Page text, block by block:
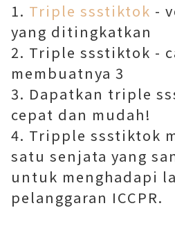
1. Triple ssstiktok -
yang ditingkatkan
2. Triple ssstiktok -
membuatnya 3
3. Dapatkan triple
cepat dan mudah!
4. Tripple ssstiktok
satu senjata yang
untuk menghadapi
pelanggaran ICCPR.